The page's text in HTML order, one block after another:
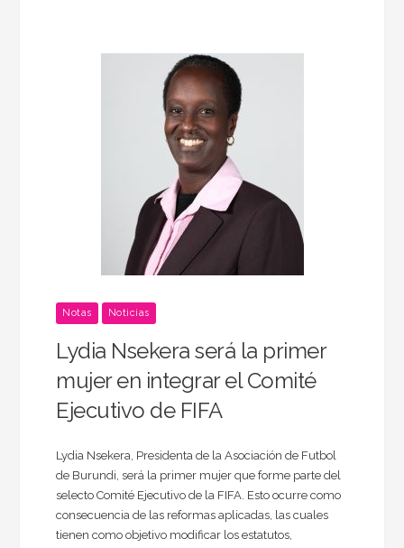
Notas Noticias
Lydia Nsekera será la primer
mujer en integrar el Comité
Ejecutivo de FIFA
Lydia Nsekera, Presidenta de la Asociación de Futbol
de Burundi, será la primer mujer que forme parte del
selecto Comité Ejecutivo de la FIFA. Esto ocurre como
consecuencia de las reformas aplicadas, las cuales
tienen como objetivo modificar los estatutos,